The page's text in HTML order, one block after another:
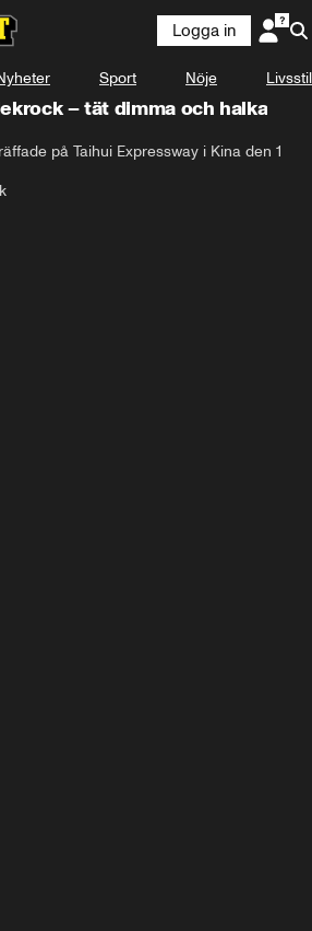
Logga in
Sport Nöje Livsstil
– tät dimma och halka
på Taihui Expressway i Kina den 1
i olyckan, som försvårades av tät